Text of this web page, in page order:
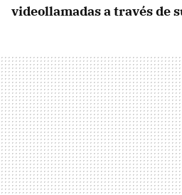
videollamadas a través de